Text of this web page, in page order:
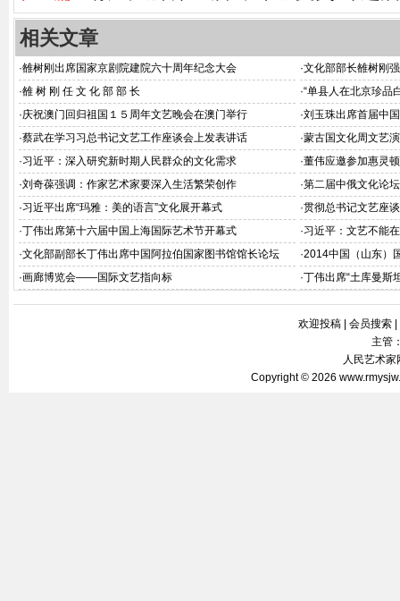
相关文章
·雒树刚出席国家京剧院建院六十周年纪念大会 ·文化部部长雒树刚
·雒 树 刚 任 文 化 部 部 长 ·“单县人在北京珍品
·庆祝澳门回归祖国１５周年文艺晚会在澳门举行 ·刘玉珠出席首届中
·蔡武在学习习总书记文艺工作座谈会上发表讲话 ·蒙古国文化周文艺
·习近平：深入研究新时期人民群众的文化需求 ·董伟应邀参加惠灵
·刘奇葆强调：作家艺术家要深入生活繁荣创作 ·第二届中俄文化论
·习近平出席“玛雅：美的语言”文化展开幕式 ·贯彻总书记文艺座
·丁伟出席第十六届中国上海国际艺术节开幕式 ·习近平：文艺不能
·文化部副部长丁伟出席中国阿拉伯国家图书馆馆长论坛 ·2014中国（山东）
·画廊博览会——国际文艺指向标 ·丁伟出席“土库曼斯
欢迎投稿 会员搜索
主管
人民艺术
Copyright © 2026